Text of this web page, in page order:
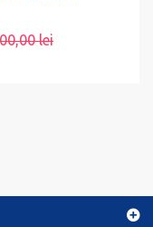
lei